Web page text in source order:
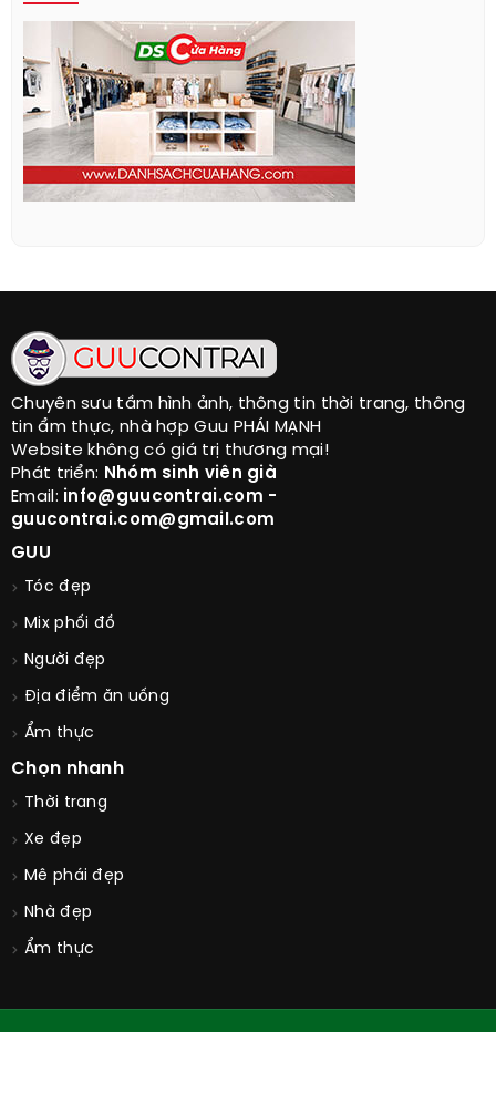
Chuyên sưu tầm hình ảnh, thông tin thời trang, thông
tin ẩm thực, nhà hợp Guu PHÁI MẠNH
Website không có giá trị thương mại!
Phát triển: Nhóm sinh viên già
Email: info@guucontrai.com -
guucontrai.com@gmail.com
GUU
Tóc đẹp
Mix phối đồ
Người đẹp
Địa điểm ăn uống
Ẩm thực
Chọn nhanh
Thời trang
Xe đẹp
Mê phái đẹp
Nhà đẹp
Ẩm thực